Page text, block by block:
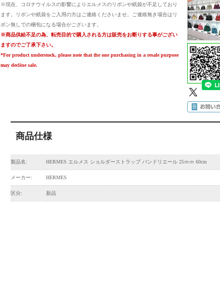
※現在、コロナウイルスの影響によりエルメスのリボンや紙袋が不足しており
ます。リボンや紙袋をご入用の方はご連絡くださいませ。ご連絡無き場合はリ
ボン無しでの梱包になる場合がございます。
※商品供給不足の為、転売目的で購入される方は販売をお断りする事がござい
ますのでご了承下さい。
*For product understock, please note that the one purchasing in a resale purpose
may decline sale.
商品仕様
製品名: HERMES エルメス ショルダーストラップ バンドリエール 25ｍｍ 60cm
メーカー: HERMES
区分: 新品